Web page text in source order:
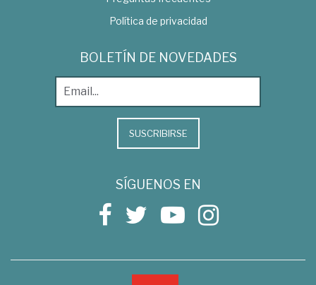
Política de privacidad
BOLETÍN DE NOVEDADES
SUSCRIBIRSE
SÍGUENOS EN